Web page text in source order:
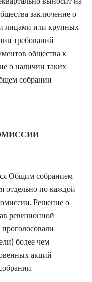
заключение о
лицами или крупных
требований
общества к
о наличии таких
собрании
Общим собранием
отдельно по каждой
Решение о
ревизионной
более чем
акций